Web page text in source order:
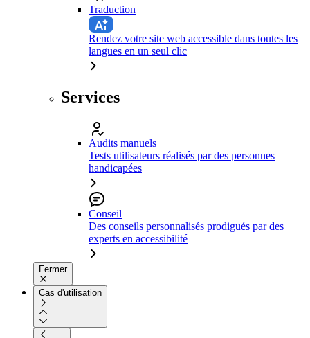
Traduction
Rendez votre site web accessible dans toutes les
langues en un seul clic
Services
Audits manuels
Tests utilisateurs réalisés par des personnes
handicapées
Conseil
Des conseils personnalisés prodigués par des
experts en accessibilité
Fermer
Cas d'utilisation